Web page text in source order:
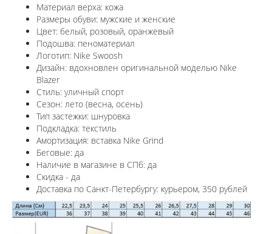
Материал верха: кожа
Размеры обуви: мужские и женские
Цвет: белый, розовый, оранжевый
Подошва: пеноматериал
Логотип: Nike Swoosh
Дизайн: вдохновлен оригинальной моделью Nike
Blazer
Стиль: уличный спорт
Сезон: лето (весна, осень)
Тип застежки: шнуровка
Подкладка: текстиль
Амортизация: вставка Nike Grind
Беговые: да
Наличие в магазине в СПб: да
Скидка - да
Доставка по Санкт-Петербургу: курьером, 350 рублей